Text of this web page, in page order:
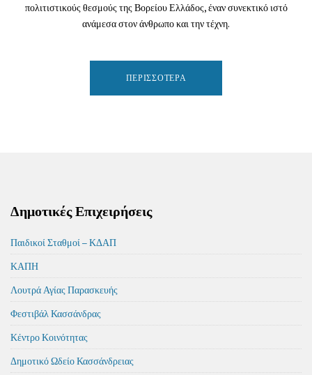
πολιτιστικούς θεσμούς της Βορείου Ελλάδος, έναν συνεκτικό ιστό
ανάμεσα στον άνθρωπο και την τέχνη.
ΠΕΡΙΣΣΌΤΕΡΑ
Δημοτικές Επιχειρήσεις
Παιδικοί Σταθμοί – ΚΔΑΠ
ΚΑΠΗ
Λουτρά Αγίας Παρασκευής
Φεστιβάλ Κασσάνδρας
Κέντρο Κοινότητας
Δημοτικό Ωδείο Κασσάνδρειας